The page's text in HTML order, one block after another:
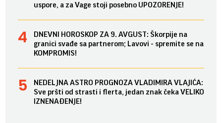
uspore, a za Vage stoji posebno UPOZORENJE!
DNEVNI HOROSKOP ZA 9. AVGUST: Škorpije na
granici svađe sa partnerom; Lavovi - spremite se na
KOMPROMIS!
NEDELJNA ASTRO PROGNOZA VLADIMIRA VLAJIĆA:
Sve pršti od strasti i flerta, jedan znak čeka VELIKO
IZNENAĐENJE!